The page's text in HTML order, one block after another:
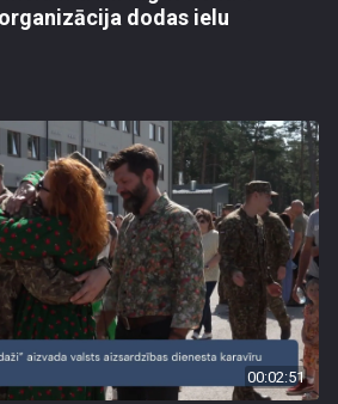
dodas ielu
00:02:51